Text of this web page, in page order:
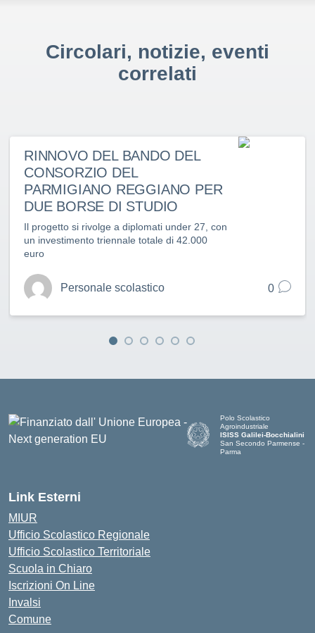
Circolari, notizie, eventi
correlati
RINNOVO DEL BANDO DEL
CONSORZIO DEL
PARMIGIANO REGGIANO PER
DUE BORSE DI STUDIO
Il progetto si rivolge a diplomati under 27, con
un investimento triennale totale di 42.000
euro
Personale scolastico 0
Polo Scolastico
Agroindustriale
ISISS Galilei-Bocchialini
San Secondo Parmense -
Parma
Link Esterni
MIUR
Ufficio Scolastico Regionale
Ufficio Scolastico Territoriale
Scuola in Chiaro
Iscrizioni On Line
Invalsi
Comune